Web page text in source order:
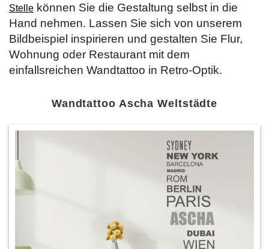
Stelle können Sie die Gestaltung selbst in die
Hand nehmen. Lassen Sie sich von unserem
Bildbeispiel inspirieren und gestalten Sie Flur,
Wohnung oder Restaurant mit dem
einfallsreichen Wandtattoo in Retro-Optik.
Wandtattoo Ascha Weltstädte